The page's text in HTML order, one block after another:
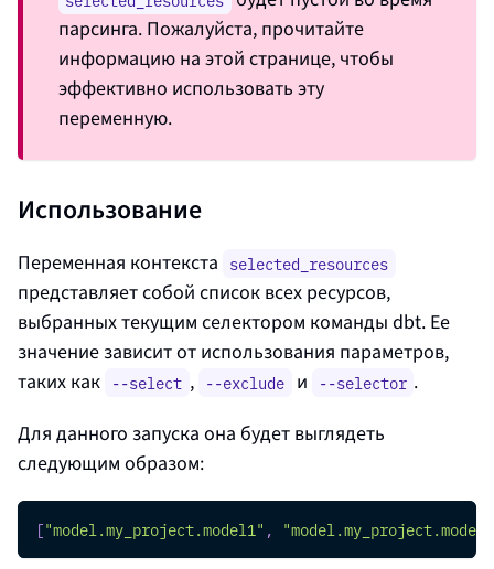
парсинга. Пожалуйста, прочитайте
информацию на этой странице, чтобы
эффективно использовать эту
переменную.
Использование
Переменная контекста selected_resources
представляет собой список всех ресурсов,
выбранных текущим селектором команды dbt. Ее
значение зависит от использования параметров,
таких как --select , --exclude и --selector .
Для данного запуска она будет выглядеть
следующим образом:
["model.my_project.model1" ,